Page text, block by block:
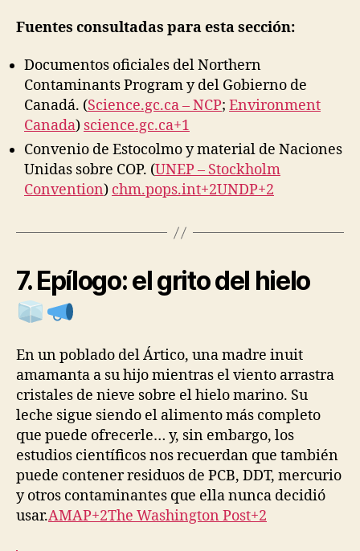
Fuentes consultadas para esta sección:
Documentos oficiales del Northern
Contaminants Program y del Gobierno de
Canadá. (Science.gc.ca – NCP; Environment
Canada) science.gc.ca+1
Convenio de Estocolmo y material de Naciones
Unidas sobre COP. (UNEP – Stockholm
Convention) chm.pops.int+2UNDP+2
7. Epílogo: el grito del hielo
En un poblado del Ártico, una madre inuit
amamanta a su hijo mientras el viento arrastra
cristales de nieve sobre el hielo marino. Su
leche sigue siendo el alimento más completo
que puede ofrecerle… y, sin embargo, los
estudios científicos nos recuerdan que también
puede contener residuos de PCB, DDT, mercurio
y otros contaminantes que ella nunca decidió
usar.AMAP+2The Washington Post+2